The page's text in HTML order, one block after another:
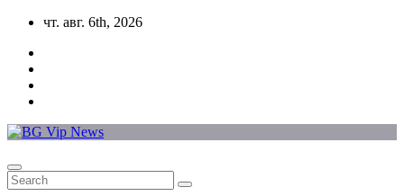
Skip
content
чт. авг. 6th, 2026